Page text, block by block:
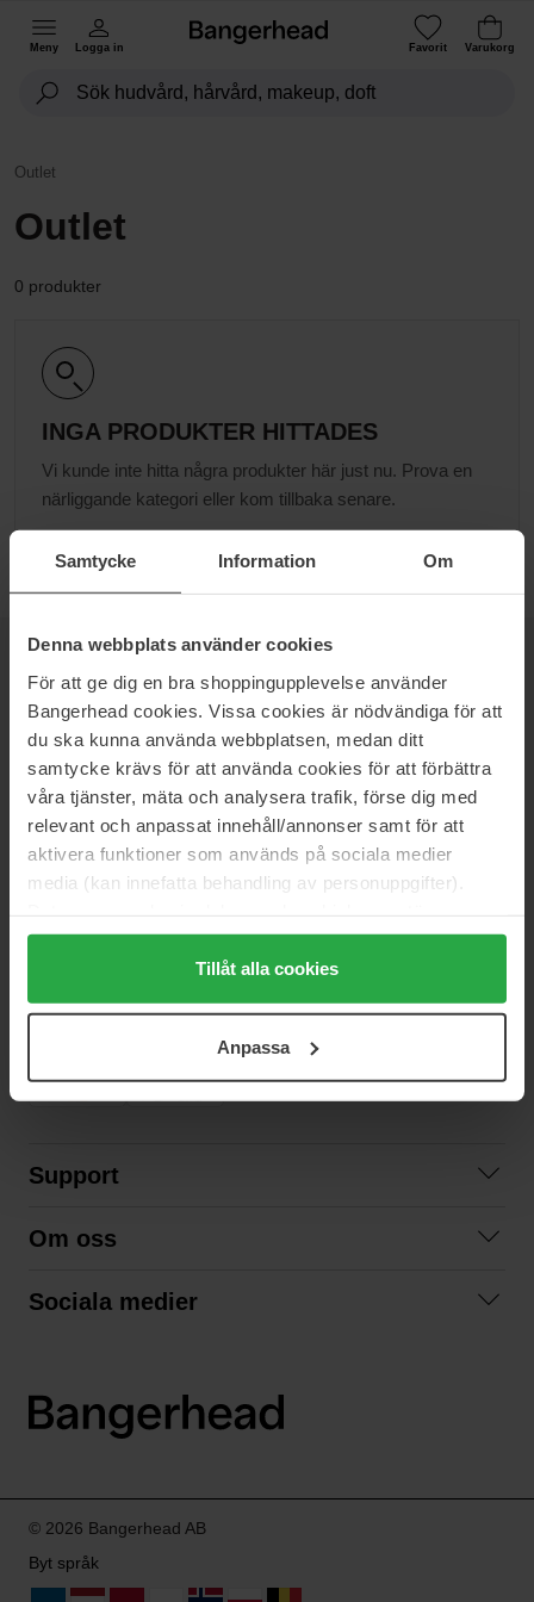
Samtycke Information Om
Denna webbplats använder cookies
För att ge dig en bra shoppingupplevelse använder
Bangerhead cookies. Vissa cookies är nödvändiga för att
du ska kunna använda webbplatsen, medan ditt
samtycke krävs för att använda cookies för att förbättra
våra tjänster, mäta och analysera trafik, förse dig med
relevant och anpassat innehåll/annonser samt för att
aktivera funktioner som används på sociala medier
media (kan innefatta behandling av personuppgifter).
Genom att trycka på "Tillåt alla cookies" accepterar du
alla cookies, medan du under "Detaljer" kan anpassa
användningen av cookies. Du kan när som helst återkalla
samt vår Integritetspolicy.
Tillåt alla cookies
Anpassa
Meny Logga in Favorit Varukorg
Outlet
Outlet
0 produkter
INGA PRODUKTER HITTADES
Vi kunde inte hitta några produkter här just nu. Prova en
närliggande kategori eller kom tillbaka senare.
NEWSLETTER BE THE FIRST TO KNOW
Vill du få de bästa beauty-nyheterna direkt till din inbox? Vi ger
dig de senaste trenderna, tips och exklusiva erbjudanden!
SÄKER BETALNING
SNABB LEVERANS
Support
Köpvillkor
Om oss
Våra fraktalternativ
Sociala medier
LinkedIn
© 2026 Bangerhead AB
Byt språk